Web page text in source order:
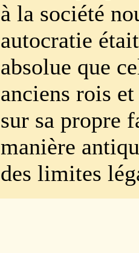
à la société
autocratie
absolue que
anciens rois
sur sa propre
manière
des limites